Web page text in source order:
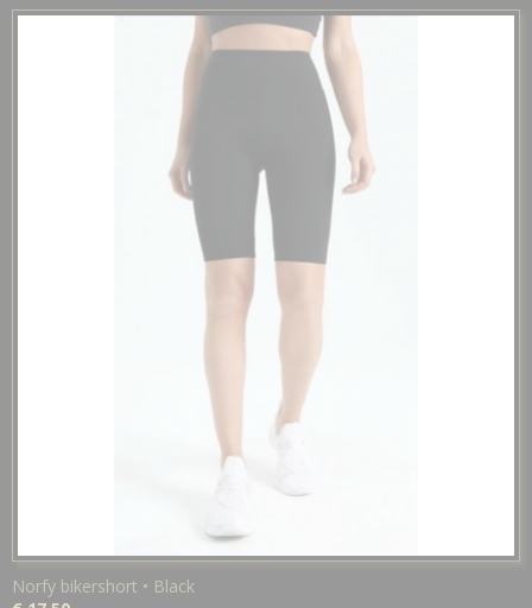
Norfy bikershort • Black